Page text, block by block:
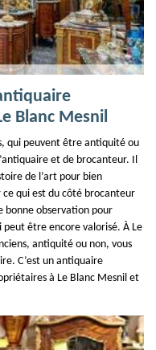
Blanc Mesnil
qui peuvent être antiquité ou
et de brocanteur. Il
de l’art pour bien
qui est du côté brocanteur
bonne observation pour
être encore valorisé. À Le
antiquité ou non, vous
C’est un antiquaire
à Le Blanc Mesnil et